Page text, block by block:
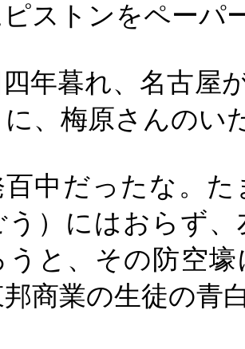
ピストンをペーパ
年暮れ、名古屋
に、梅原さんのい
中だったな。た
う）にはおらず
うと、その防空
商業の生徒の青